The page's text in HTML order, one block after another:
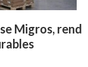
Migros, rend